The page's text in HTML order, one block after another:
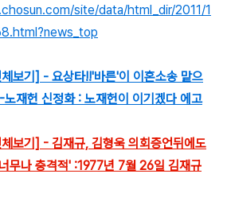
site/data/html_dir/2011/1
보기] - 요상타!!'바른'이 이혼소송 맡으
재헌 신정화 : 노재헌이 이기겠다 에고
보기] - 김재규, 김형욱 의회증언뒤에도
무나 충격적' :1977년 7월 26일 김재규